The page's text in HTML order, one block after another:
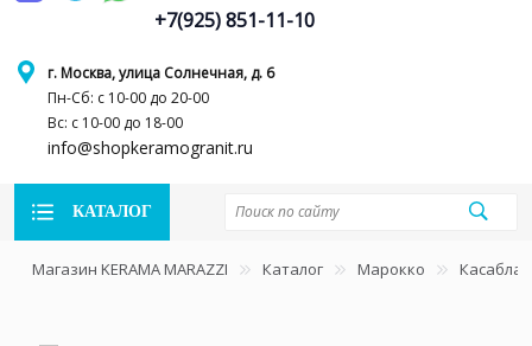
г. Москва, улица Солнечная, д. 6
Пн-Сб: с 10-00 до 20-00
Вс: с 10-00 до 18-00
info@shopkeramogranit.ru
+7(925) 851-11-10
КАТАЛОГ
Магазин KERAMA MARAZZI Каталог Марокко